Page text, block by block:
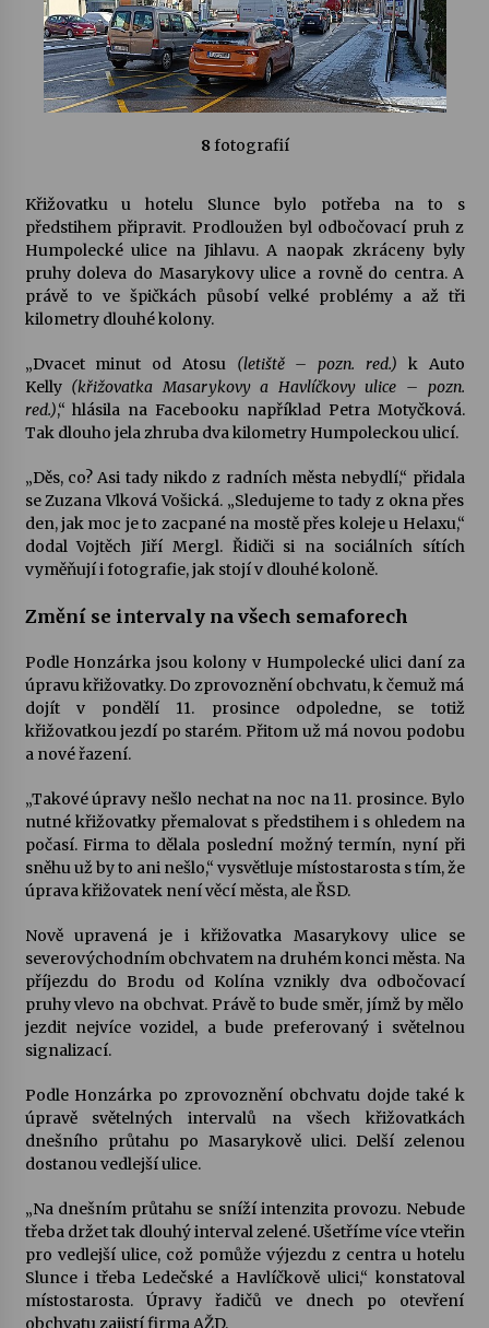
8fotografií
Křižovatku u hotelu Slunce bylo potřeba na to s
předstihem připravit. Prodloužen byl odbočovací pruh z
Humpolecké ulice na Jihlavu. A naopak zkráceny byly
pruhy doleva do Masarykovy ulice a rovně do centra. A
právě to ve špičkách působí velké problémy a až tři
kilometry dlouhé kolony.
„Dvacet minut od Atosu (letiště – pozn. red.) k Auto
Kelly (křižovatka Masarykovy a Havlíčkovy ulice – pozn.
red.),“ hlásila na Facebooku například Petra Motyčková.
Tak dlouho jela zhruba dva kilometry Humpoleckou ulicí.
„Děs, co? Asi tady nikdo z radních města nebydlí,“ přidala
se Zuzana Vlková Vošická. „Sledujeme to tady z okna přes
den, jak moc je to zacpané na mostě přes koleje u Helaxu,“
dodal Vojtěch Jiří Mergl. Řidiči si na sociálních sítích
vyměňují i fotografie, jak stojí v dlouhé koloně.
Změní se intervaly na všech semaforech
Podle Honzárka jsou kolony v Humpolecké ulici daní za
úpravu křižovatky. Do zprovoznění obchvatu, k čemuž má
dojít v pondělí 11. prosince odpoledne, se totiž
křižovatkou jezdí po starém. Přitom už má novou podobu
a nové řazení.
„Takové úpravy nešlo nechat na noc na 11. prosince. Bylo
nutné křižovatky přemalovat s předstihem i s ohledem na
počasí. Firma to dělala poslední možný termín, nyní při
sněhu už by to ani nešlo,“ vysvětluje místostarosta s tím, že
úprava křižovatek není věcí města, ale ŘSD.
Nově upravená je i křižovatka Masarykovy ulice se
severovýchodním obchvatem na druhém konci města. Na
příjezdu do Brodu od Kolína vznikly dva odbočovací
pruhy vlevo na obchvat. Právě to bude směr, jímž by mělo
jezdit nejvíce vozidel, a bude preferovaný i světelnou
signalizací.
Podle Honzárka po zprovoznění obchvatu dojde také k
úpravě světelných intervalů na všech křižovatkách
dnešního průtahu po Masarykově ulici. Delší zelenou
dostanou vedlejší ulice.
„Na dnešním průtahu se sníží intenzita provozu. Nebude
třeba držet tak dlouhý interval zelené. Ušetříme více vteřin
pro vedlejší ulice, což pomůže výjezdu z centra u hotelu
Slunce i třeba Ledečské a Havlíčkově ulici,“ konstatoval
místostarosta. Úpravy řadičů ve dnech po otevření
obchvatu zajistí firma AŽD.